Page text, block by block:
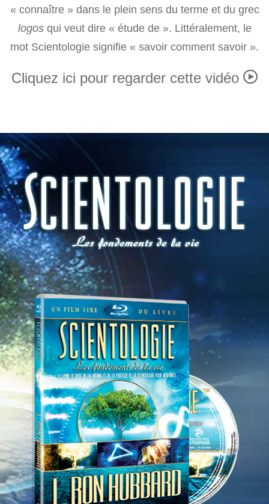
« connaître » dans le plein sens du terme et du grec
logosqui veut dire « étude de ». Littéralement, le
mot Scientologie signifie « savoir comment savoir ».
Cliquez ici pour regarder cette vidéo